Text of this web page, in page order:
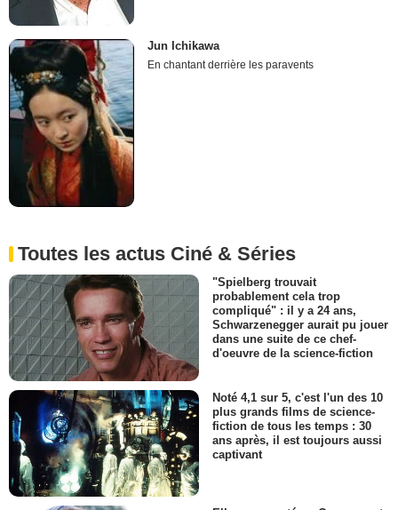
Jun Ichikawa
En chantant derrière les paravents
Toutes les actus Ciné & Séries
"Spielberg trouvait
probablement cela trop
compliqué" : il y a 24 ans,
Schwarzenegger aurait pu jouer
dans une suite de ce chef-
d'oeuvre de la science-fiction
Noté 4,1 sur 5, c'est l'un des 10
plus grands films de science-
fiction de tous les temps : 30
ans après, il est toujours aussi
captivant